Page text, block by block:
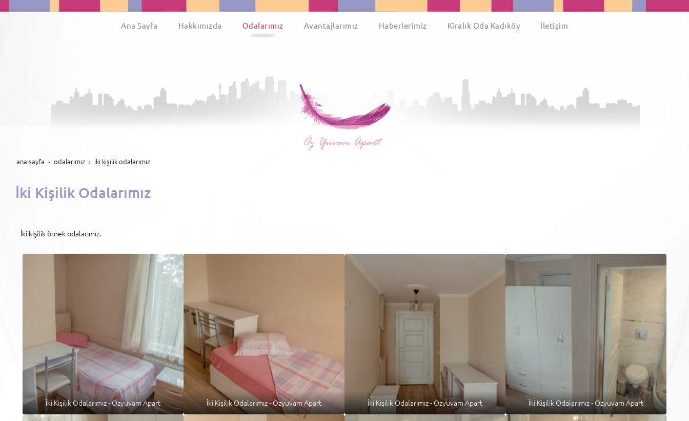
Ana Sayfa Hakkımızda Odalarımız Avantajlarımız Haberlerimiz Kiralık Oda Kadıköy İletişim
ana sayfa odalarımız i̇ki kişilik odalarımız
İki Kişilik Odalarımız
İki kişilik örnek odalarımız.
İki Kişilik Odalarımız - Özyuvam Apart İki Kişilik Odalarımız - Özyuvam Apart İki Kişilik Odalarımız - Özyuvam Apart İki Kişilik Odalarımız - Özyuvam Apart